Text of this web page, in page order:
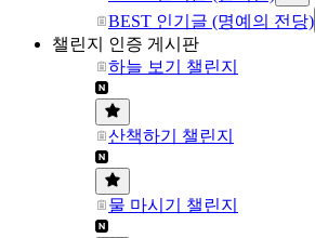
BEST 인기글 (명예의 전당)
챌린지 인증 게시판
하늘 보기 챌린지
산책하기 챌린지
물 마시기 챌린지